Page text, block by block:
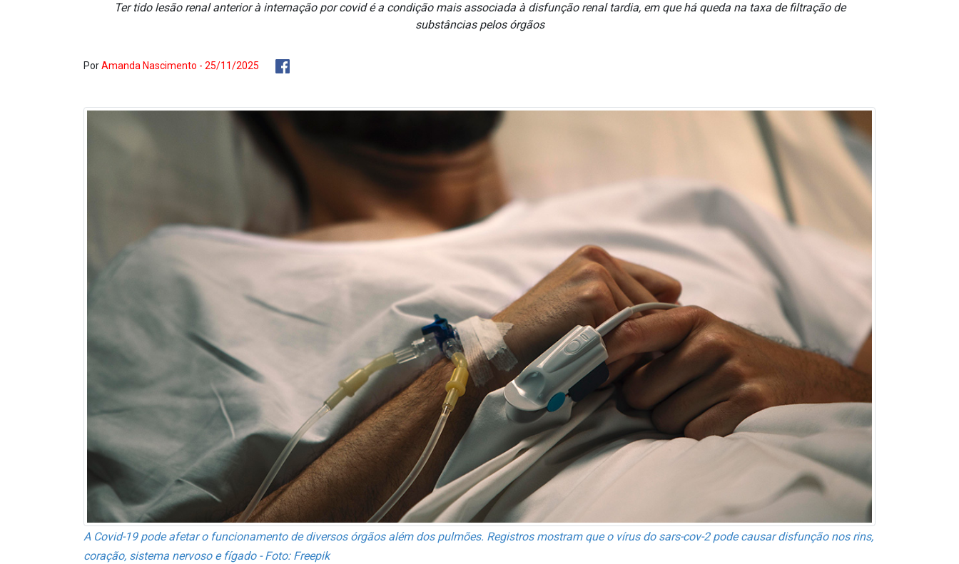
Ter tido lesão renal anterior à internação por covid é a condição mais associada à disfunção renal tardia, em que há queda na taxa de filtração de
substâncias pelos órgãos
PorAmanda Nascimento - 25/11/2025
A Covid-19 pode afetar o funcionamento de diversos órgãos além dos pulmões. Registros mostram que o vírus do sars-cov-2 pode causar disfunção nos rins,
coração, sistema nervoso e fígado - Foto: Freepik